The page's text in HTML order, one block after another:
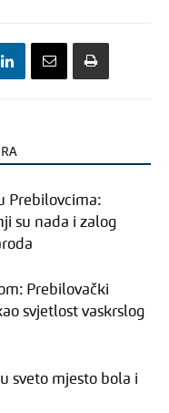
Prebilovcima:
su nada i zalog
Prebilovački
svjetlost vaskrslog
sveto mjesto bola i